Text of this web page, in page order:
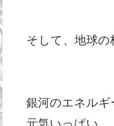
そして、地球の
銀河のエネルギ